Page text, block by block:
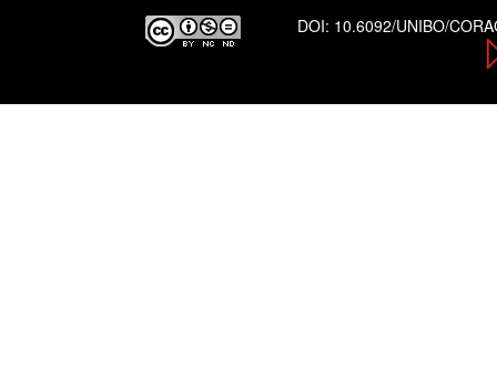
DOI: 10.6092/UNIBO/